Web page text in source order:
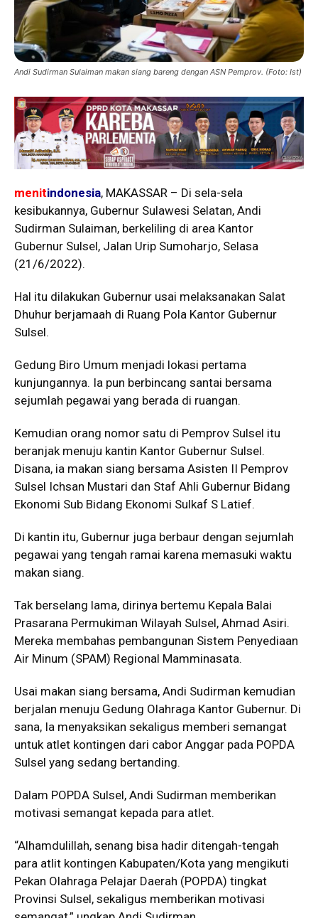
Andi Sudirman Sulaiman makan siang bareng dengan ASN Pemprov. (Foto: Ist)
menitindonesia, MAKASSAR – Di sela-sela
kesibukannya, Gubernur Sulawesi Selatan, Andi
Sudirman Sulaiman, berkeliling di area Kantor
Gubernur Sulsel, Jalan Urip Sumoharjo, Selasa
(21/6/2022).
Hal itu dilakukan Gubernur usai melaksanakan Salat
Dhuhur berjamaah di Ruang Pola Kantor Gubernur
Sulsel.
Gedung Biro Umum menjadi lokasi pertama
kunjungannya. Ia pun berbincang santai bersama
sejumlah pegawai yang berada di ruangan.
Kemudian orang nomor satu di Pemprov Sulsel itu
beranjak menuju kantin Kantor Gubernur Sulsel.
Disana, ia makan siang bersama Asisten II Pemprov
Sulsel Ichsan Mustari dan Staf Ahli Gubernur Bidang
Ekonomi Sub Bidang Ekonomi Sulkaf S Latief.
Di kantin itu, Gubernur juga berbaur dengan sejumlah
pegawai yang tengah ramai karena memasuki waktu
makan siang.
Tak berselang lama, dirinya bertemu Kepala Balai
Prasarana Permukiman Wilayah Sulsel, Ahmad Asiri.
Mereka membahas pembangunan Sistem Penyediaan
Air Minum (SPAM) Regional Mamminasata.
Usai makan siang bersama, Andi Sudirman kemudian
berjalan menuju Gedung Olahraga Kantor Gubernur. Di
sana, Ia menyaksikan sekaligus memberi semangat
untuk atlet kontingen dari cabor Anggar pada POPDA
Sulsel yang sedang bertanding.
Dalam POPDA Sulsel, Andi Sudirman memberikan
motivasi semangat kepada para atlet.
“Alhamdulillah, senang bisa hadir ditengah-tengah
para atlit kontingen Kabupaten/Kota yang mengikuti
Pekan Olahraga Pelajar Daerah (POPDA) tingkat
Provinsi Sulsel, sekaligus memberikan motivasi